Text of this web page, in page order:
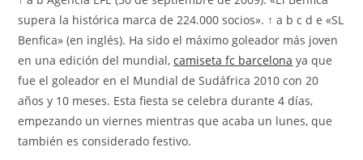
supera la histórica marca de 224.000 socios». ↑ a b c d e «SL
Benfica» (en inglés). Ha sido el máximo goleador más joven
en una edición del mundial,camiseta fc barcelona ya que
fue el goleador en el Mundial de Sudáfrica 2010 con 20
años y 10 meses. Esta fiesta se celebra durante 4 días,
empezando un viernes mientras que acaba un lunes, que
también es considerado festivo.